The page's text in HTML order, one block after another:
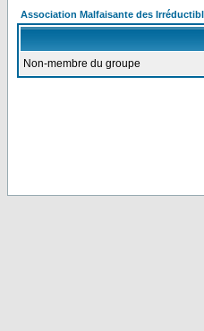
Association Malfaisante des
Non-membre du groupe